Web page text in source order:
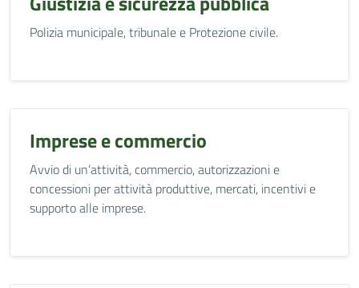
Polizia municipale, tribunale e Protezione civile.
Imprese e commercio
Avvio di un’attività, commercio, autorizzazioni e
concessioni per attività produttive, mercati, incentivi e
supporto alle imprese.